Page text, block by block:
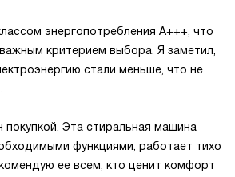
энергопотребления A+++, что
критерием выбора. Я заметил,
стали меньше, что не
Эта стиральная машина
функциями, работает тихо
ее всем, кто ценит комфорт